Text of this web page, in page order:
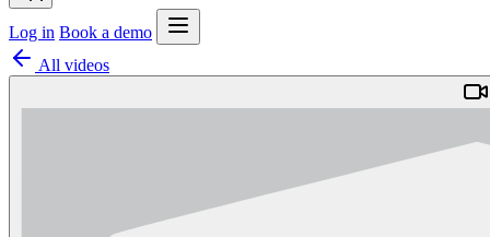
Log in Book a demo
All videos